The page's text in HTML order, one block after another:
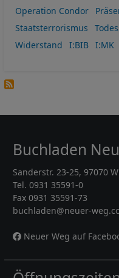
Operation Condor
Staatsterrorismus
Widerstand
I:BIB I:MK
Buchladen
Sanderstr. 23-25, 97070
Tel. 0931 35591-0
Fax 0931 35591-73
buchladen@neuer-
Neuer Weg auf